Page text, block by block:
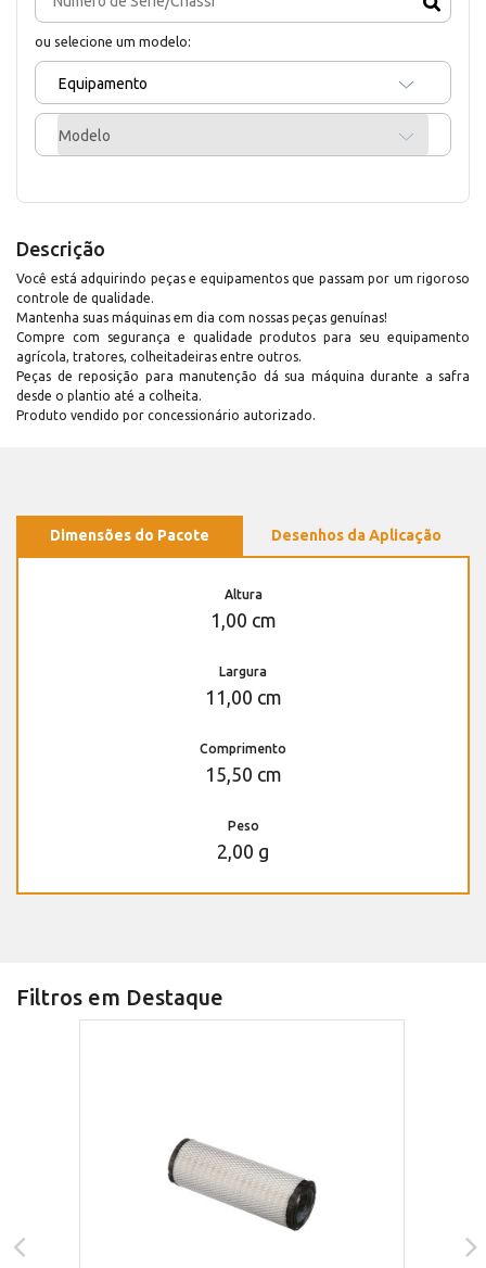
ou selecione um modelo:
Equipamento
Modelo
Descrição
Você está adquirindo peças e equipamentos que passam por um rigoroso
controle de qualidade.
Mantenha suas máquinas em dia com nossas peças genuínas!
Compre com segurança e qualidade produtos para seu equipamento
agrícola, tratores, colheitadeiras entre outros.
Peças de reposição para manutenção dá sua máquina durante a safra
desde o plantio até a colheita.
Produto vendido por concessionário autorizado.
Dimensões do Pacote Desenhos da Aplicação
Altura
1,00 cm
Largura
11,00 cm
Comprimento
15,50 cm
Peso
2,00 g
Filtros em Destaque